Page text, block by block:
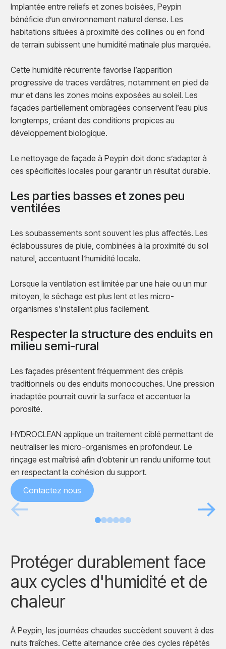
Avant Après
Implantée entre reliefs et zones boisées, Peypin
bénéficie d’un environnement naturel dense. Les
habitations situées à proximité des collines ou en fond
de terrain subissent une humidité matinale plus marquée.
Cette humidité récurrente favorise l’apparition
progressive de traces verdâtres, notamment en pied de
mur et dans les zones moins exposées au soleil. Les
façades partiellement ombragées conservent l’eau plus
longtemps, créant des conditions propices au
développement biologique.
Le nettoyage de façade à Peypin doit donc s’adapter à
ces spécificités locales pour garantir un résultat durable.
Les parties basses et zones peu
ventilées
Les soubassements sont souvent les plus affectés. Les
éclaboussures de pluie, combinées à la proximité du sol
naturel, accentuent l’humidité locale.
Lorsque la ventilation est limitée par une haie ou un mur
mitoyen, le séchage est plus lent et les micro-
organismes s’installent plus facilement.
Respecter la structure des enduits en
milieu semi-rural
Les façades présentent fréquemment des crépis
traditionnels ou des enduits monocouches. Une pression
inadaptée pourrait ouvrir la surface et accentuer la
porosité.
HYDROCLEAN applique un traitement ciblé permettant de
neutraliser les micro-organismes en profondeur. Le
rinçage est maîtrisé afin d’obtenir un rendu uniforme tout
en respectant la cohésion du support.
Contactez nous
Protéger durablement face
aux cycles d'humidité et de
chaleur
À Peypin, les journées chaudes succèdent souvent à des
nuits fraîches. Cette alternance crée des cycles répétés